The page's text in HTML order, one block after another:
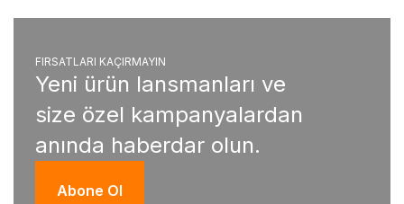
FIRSATLARI KAÇIRMAYIN
Yeni ürün lansmanları ve
size özel kampanyalardan
anında haberdar olun.
Abone Ol